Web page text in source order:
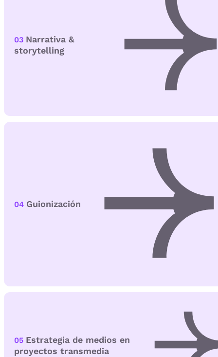
03 Narrativa &
storytelling
04 Guionización
05 Estrategia de medios en
proyectos transmedia